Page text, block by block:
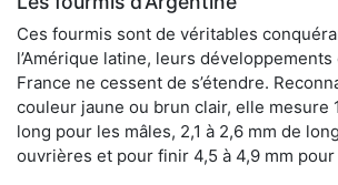
Ces fourmis sont de véritables
l’Amérique latine, leurs
France ne cessent de s’étendre.
couleur jaune ou brun clair, elle mesure
long pour les mâles, 2,1 à 2,6 mm de
ouvrières et pour finir 4,5 à 4,9 mm pour